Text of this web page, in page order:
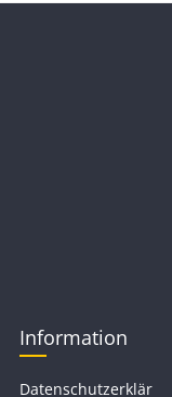
Information
Datenschutzerklär